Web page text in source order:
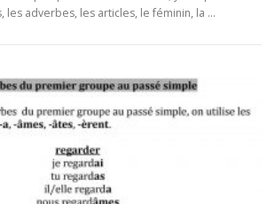
les adverbes, les articles, le féminin, la …